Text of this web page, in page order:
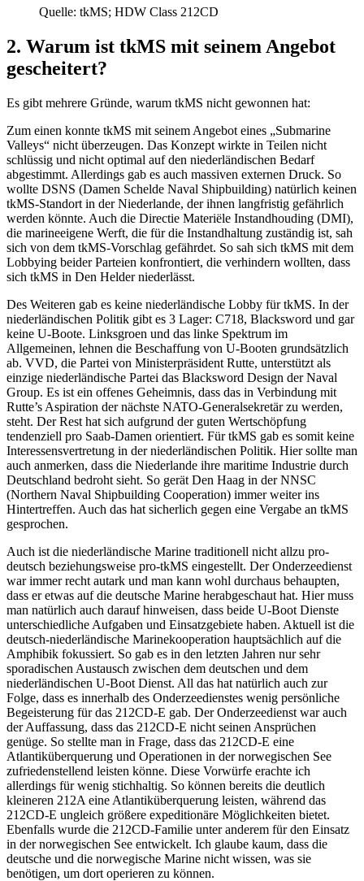
Quelle: tkMS; HDW Class 212CD
2. Warum ist tkMS mit seinem Angebot
gescheitert?
Es gibt mehrere Gründe, warum tkMS nicht gewonnen hat:
Zum einen konnte tkMS mit seinem Angebot eines „Submarine
Valleys“ nicht überzeugen. Das Konzept wirkte in Teilen nicht
schlüssig und nicht optimal auf den niederländischen Bedarf
abgestimmt. Allerdings gab es auch massiven externen Druck. So
wollte DSNS (Damen Schelde Naval Shipbuilding) natürlich keinen
tkMS-Standort in der Niederlande, der ihnen langfristig gefährlich
werden könnte. Auch die Directie Materiële Instandhouding (DMI),
die marineeigene Werft, die für die Instandhaltung zuständig ist, sah
sich von dem tkMS-Vorschlag gefährdet. So sah sich tkMS mit dem
Lobbying beider Parteien konfrontiert, die verhindern wollten, dass
sich tkMS in Den Helder niederlässt.
Des Weiteren gab es keine niederländische Lobby für tkMS. In der
niederländischen Politik gibt es 3 Lager: C718, Blacksword und gar
keine U-Boote. Linksgroen und das linke Spektrum im
Allgemeinen, lehnen die Beschaffung von U-Booten grundsätzlich
ab. VVD, die Partei von Ministerpräsident Rutte, unterstützt als
einzige niederländische Partei das Blacksword Design der Naval
Group. Es ist ein offenes Geheimnis, dass das in Verbindung mit
Rutte’s Aspiration der nächste NATO-Generalsekretär zu werden,
steht. Der Rest hat sich aufgrund der guten Wertschöpfung
tendenziell pro Saab-Damen orientiert. Für tkMS gab es somit keine
Interessensvertretung in der niederländischen Politik. Hier sollte man
auch anmerken, dass die Niederlande ihre maritime Industrie durch
Deutschland bedroht sieht. So gerät Den Haag in der NNSC
(Northern Naval Shipbuilding Cooperation) immer weiter ins
Hintertreffen. Auch das hat sicherlich gegen eine Vergabe an tkMS
gesprochen.
Auch ist die niederländische Marine traditionell nicht allzu pro-
deutsch beziehungsweise pro-tkMS eingestellt. Der Onderzeedienst
war immer recht autark und man kann wohl durchaus behaupten,
dass er etwas auf die deutsche Marine herabgeschaut hat. Hier muss
man natürlich auch darauf hinweisen, dass beide U-Boot Dienste
unterschiedliche Aufgaben und Einsatzgebiete haben. Aktuell ist die
deutsch-niederländische Marinekooperation hauptsächlich auf die
Amphibik fokussiert. So gab es in den letzten Jahren nur sehr
sporadischen Austausch zwischen dem deutschen und dem
niederländischen U-Boot Dienst. All das hat natürlich auch zur
Folge, dass es innerhalb des Onderzeedienstes wenig persönliche
Begeisterung für das 212CD-E gab. Der Onderzeedienst war auch
der Auffassung, dass das 212CD-E nicht seinen Ansprüchen
genüge. So stellte man in Frage, dass das 212CD-E eine
Atlantiküberquerung und Operationen in der norwegischen See
zufriedenstellend leisten könne. Diese Vorwürfe erachte ich
allerdings für wenig stichhaltig. So können bereits die deutlich
kleineren 212A eine Atlantiküberquerung leisten, während das
212CD-E ungleich größere expeditionäre Möglichkeiten bietet.
Ebenfalls wurde die 212CD-Familie unter anderem für den Einsatz
in der norwegischen See entwickelt. Ich glaube kaum, dass die
deutsche und die norwegische Marine nicht wissen, was sie
benötigen, um dort operieren zu können.